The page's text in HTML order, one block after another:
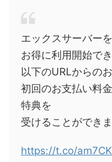
エックスサーバーを
お得に利用開始で
以下のURLからのお
初回のお支払い料
特典を
受けることができま
https://t.co/